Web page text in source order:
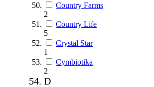
Country Farms
2
Country Life
5
Crystal Star
1
Cymbiotika
2
D